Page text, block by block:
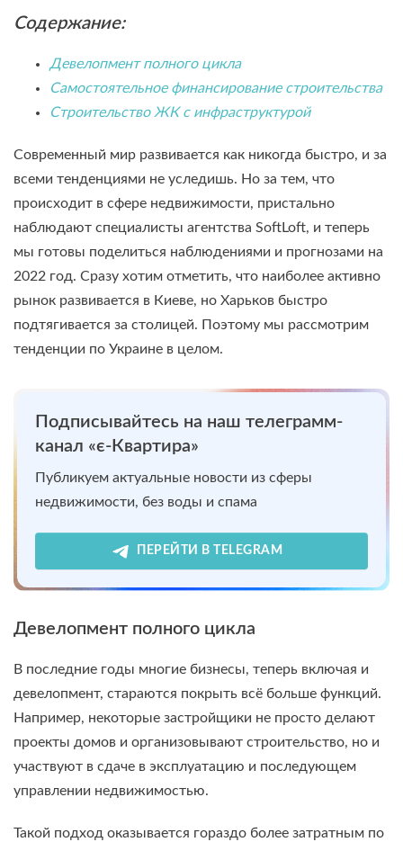
Содержание:
Девелопмент полного цикла
Самостоятельное финансирование строительства
Строительство ЖК с инфраструктурой
Современный мир развивается как никогда быстро, и за
всеми тенденциями не уследишь. Но за тем, что
происходит в сфере недвижимости, пристально
наблюдают специалисты агентства SoftLoft, и теперь
мы готовы поделиться наблюдениями и прогнозами на
2022 год. Сразу хотим отметить, что наиболее активно
рынок развивается в Киеве, но Харьков быстро
подтягивается за столицей. Поэтому мы рассмотрим
тенденции по Украине в целом.
Подписывайтесь на наш телеграмм-
канал «є-Квартира»
Публикуем актуальные новости из сферы
недвижимости, без воды и спама
ПЕРЕЙТИ В TELEGRAM
Девелопмент полного цикла
В последние годы многие бизнесы, теперь включая и
девелопмент, стараются покрыть всё больше функций.
Например, некоторые застройщики не просто делают
проекты домов и организовывают строительство, но и
участвуют в сдаче в эксплуатацию и последующем
управлении недвижимостью.
Такой подход оказывается гораздо более затратным по